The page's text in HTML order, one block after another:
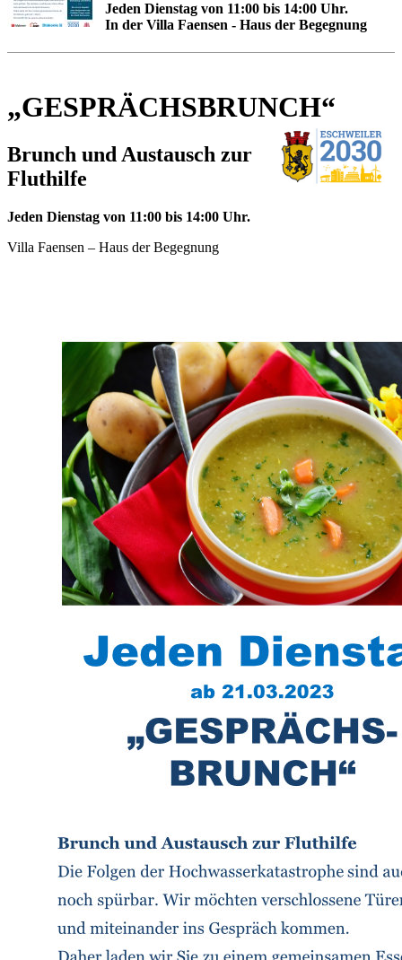
Jeden Dienstag von 11:00 bis 14:00 Uhr.
In der Villa Faensen - Haus der Begegnung
„GESPRÄCHSBRUNCH“
Brunch und Austausch zur
Fluthilfe
Jeden Dienstag von 11:00 bis 14:00 Uhr.
Villa Faensen – Haus der Begegnung